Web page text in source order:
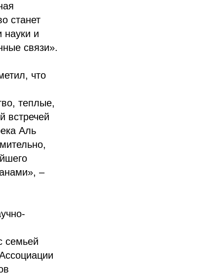
станет
науки и
связи».
что
теплые,
встречей
Аль
–
семьей